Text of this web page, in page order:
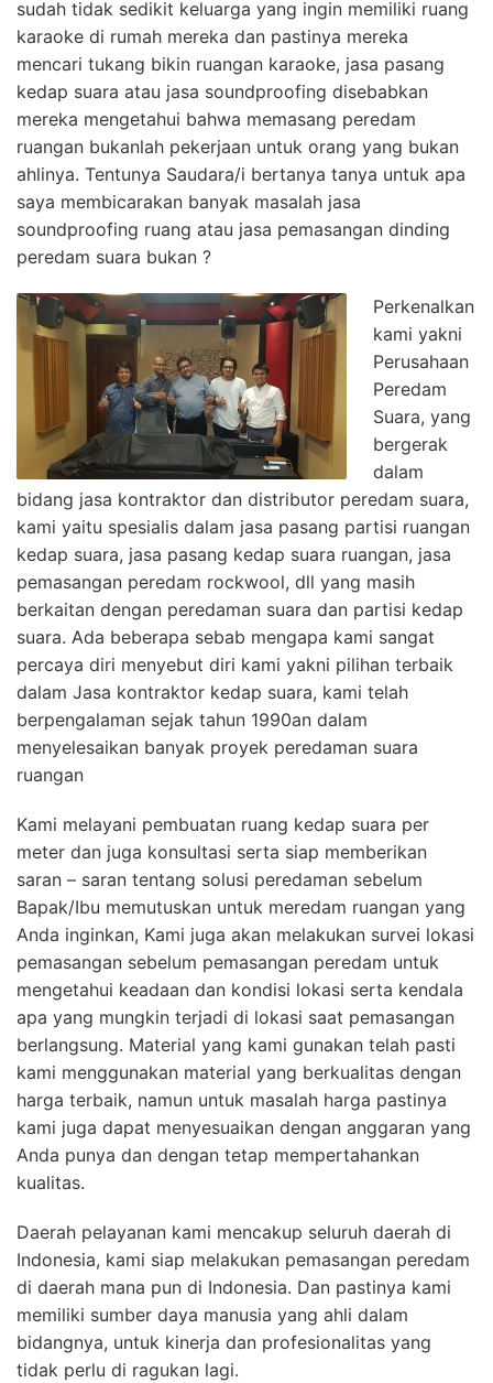
sudah tidak sedikit keluarga yang ingin memiliki ruang
karaoke di rumah mereka dan pastinya mereka
mencari tukang bikin ruangan karaoke, jasa pasang
kedap suara atau jasa soundproofing disebabkan
mereka mengetahui bahwa memasang peredam
ruangan bukanlah pekerjaan untuk orang yang bukan
ahlinya. Tentunya Saudara/i bertanya tanya untuk apa
saya membicarakan banyak masalah jasa
soundproofing ruang atau jasa pemasangan dinding
peredam suara bukan ?
Perkenalkan
kami yakni
Perusahaan
Peredam
Suara, yang
bergerak
dalam
bidang jasa kontraktor dan distributor peredam suara,
kami yaitu spesialis dalam jasa pasang partisi ruangan
kedap suara, jasa pasang kedap suara ruangan, jasa
pemasangan peredam rockwool, dll yang masih
berkaitan dengan peredaman suara dan partisi kedap
suara. Ada beberapa sebab mengapa kami sangat
percaya diri menyebut diri kami yakni pilihan terbaik
dalam Jasa kontraktor kedap suara, kami telah
berpengalaman sejak tahun 1990an dalam
menyelesaikan banyak proyek peredaman suara
ruangan
Kami melayani pembuatan ruang kedap suara per
meter dan juga konsultasi serta siap memberikan
saran – saran tentang solusi peredaman sebelum
Bapak/Ibu memutuskan untuk meredam ruangan yang
Anda inginkan, Kami juga akan melakukan survei lokasi
pemasangan sebelum pemasangan peredam untuk
mengetahui keadaan dan kondisi lokasi serta kendala
apa yang mungkin terjadi di lokasi saat pemasangan
berlangsung. Material yang kami gunakan telah pasti
kami menggunakan material yang berkualitas dengan
harga terbaik, namun untuk masalah harga pastinya
kami juga dapat menyesuaikan dengan anggaran yang
Anda punya dan dengan tetap mempertahankan
kualitas.
Daerah pelayanan kami mencakup seluruh daerah di
Indonesia, kami siap melakukan pemasangan peredam
di daerah mana pun di Indonesia. Dan pastinya kami
memiliki sumber daya manusia yang ahli dalam
bidangnya, untuk kinerja dan profesionalitas yang
tidak perlu di ragukan lagi.